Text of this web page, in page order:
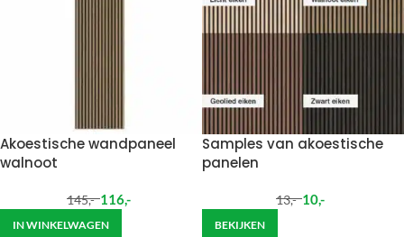
Akoestische wandpaneel
walnoot
145,- 116,-
IN WINKELWAGEN
Samples van akoestische
panelen
13,- 10,-
BEKIJKEN